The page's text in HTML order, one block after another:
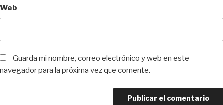
Web
Guarda mi nombre, correo electrónico y web en este
navegador para la próxima vez que comente.